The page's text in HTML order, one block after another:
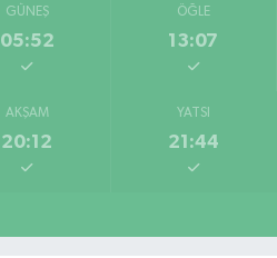
GÜNEŞ
05:52
ÖĞLE
13:07
AKŞAM
20:12
YATSI
21:44